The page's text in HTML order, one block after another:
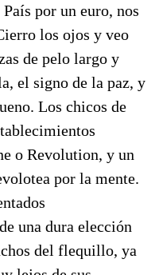
por un euro, nos
los ojos y veo
de pelo largo y
el signo de la paz, y
Los chicos de
o Revolution, y un
por la mente.
una dura elección
del flequillo, ya